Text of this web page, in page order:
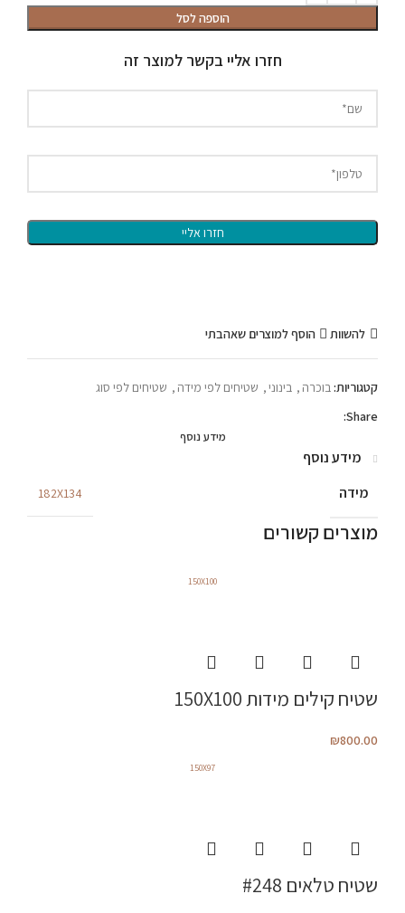
הוספה לסל
חזרו אליי בקשר למוצר זה
להשוות הוסף למוצרים שאהבתי
קטגוריות:בוכרה , בינוני, שטיחים לפי מידה , שטיחים לפי סוג
Share:
מידע נוסף
מידע נוסף
מידה
182X134
מוצרים קשורים
150X100
שטיח קילים מידות 150X100
₪800.00
150X97
שטיח טלאים #248